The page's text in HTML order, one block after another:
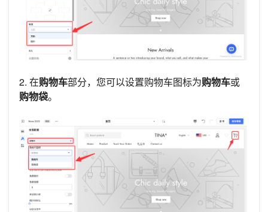
2. 在购物车部分，您可以设置购物车图标为购物车或
购物袋。